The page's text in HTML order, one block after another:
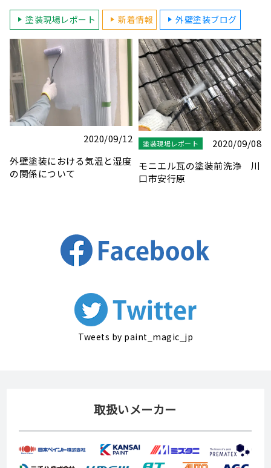
塗装現場レポート 新着情報 外壁塗装ブログ
2024/11/08
木枠サッシの塗装
塗装現場レポート
2020/10/15
現場巡回自転車２号！
Tyrell（タイレル） ミニベ
Tweets by paint_magic_jp
取扱いメーカー